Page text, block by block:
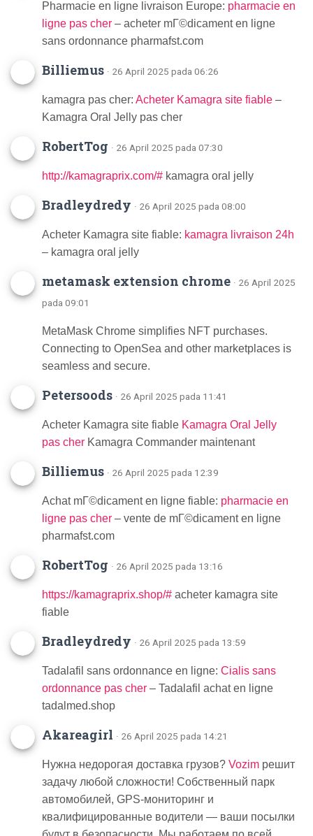
Pharmacie en ligne livraison Europe: pharmacie en
ligne pas cher – acheter mГ©dicament en ligne
sans ordonnance pharmafst.com
Billiemus · 26 April 2025 pada 06:26
kamagra pas cher: Acheter Kamagra site fiable –
Kamagra Oral Jelly pas cher
RobertTog · 26 April 2025 pada 07:30
http://kamagraprix.com/# kamagra oral jelly
Bradleydredy · 26 April 2025 pada 08:00
Acheter Kamagra site fiable: kamagra livraison 24h
– kamagra oral jelly
metamask extension chrome · 26 April 2025
pada 09:01
MetaMask Chrome simplifies NFT purchases.
Connecting to OpenSea and other marketplaces is
seamless and secure.
Petersoods · 26 April 2025 pada 11:41
Acheter Kamagra site fiable Kamagra Oral Jelly
pas cher Kamagra Commander maintenant
Billiemus · 26 April 2025 pada 12:39
Achat mГ©dicament en ligne fiable: pharmacie en
ligne pas cher – vente de mГ©dicament en ligne
pharmafst.com
RobertTog · 26 April 2025 pada 13:16
https://kamagraprix.shop/# acheter kamagra site
fiable
Bradleydredy · 26 April 2025 pada 13:59
Tadalafil sans ordonnance en ligne: Cialis sans
ordonnance pas cher – Tadalafil achat en ligne
tadalmed.shop
Akareagirl · 26 April 2025 pada 14:21
Нужна недорогая доставка грузов? Vozim решит
задачу любой сложности! Собственный парк
автомобилей, GPS-мониторинг и
квалифицированные водители — ваши посылки